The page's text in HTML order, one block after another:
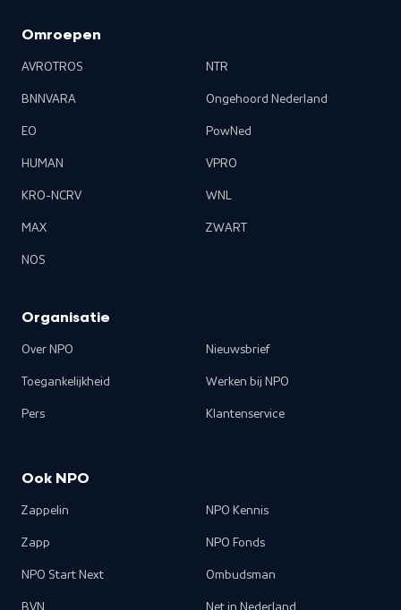
Omroepen
AVROTROS
BNNVARA
EO
HUMAN
KRO-NCRV
MAX
NOS
NTR
Ongehoord Nederland
PowNed
VPRO
WNL
ZWART
Organisatie
Over NPO
Toegankelijkheid
Pers
Nieuwsbrief
Werken bij NPO
Klantenservice
Ook NPO
Zappelin
Zapp
NPO Start Next
BVN
NPO Kennis
NPO Fonds
Ombudsman
Net in Nederland